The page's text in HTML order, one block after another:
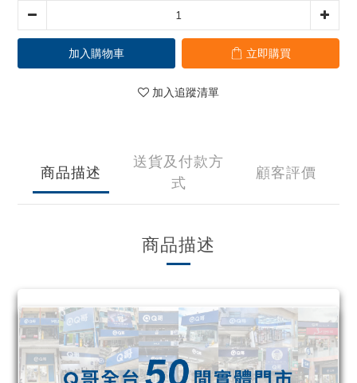
加入購物車 立即購買
加入追蹤清單
商品描述
送貨及付款方
式
顧客評價
商品描述